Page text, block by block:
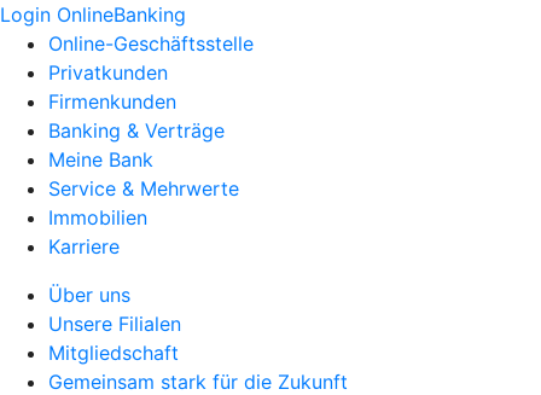
Login OnlineBanking
Online-Geschäftsstelle
Privatkunden
Firmenkunden
Banking & Verträge
Meine Bank
Service & Mehrwerte
Immobilien
Karriere
Über uns
Unsere Filialen
Mitgliedschaft
Gemeinsam stark für die Zukunft